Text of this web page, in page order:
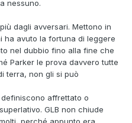
nessuno.
dagli avversari. Mettono in
ha avuto la fortuna di leggere
nel dubbio fino alla fine che
Parker le prova davvero tutte
terra, non gli si può
affrettato o
GLB non chiude